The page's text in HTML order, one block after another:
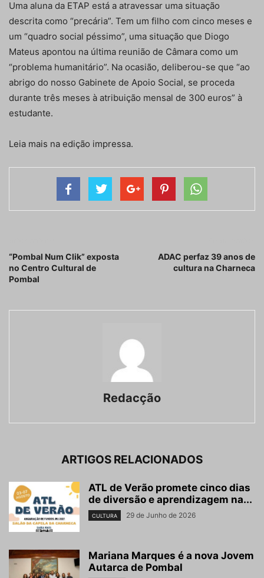
Uma aluna da ETAP está a atravessar uma situação
descrita como “precária”. Tem um filho com cinco meses e
um “quadro social péssimo”, uma situação que Diogo
Mateus apontou na última reunião de Câmara como um
“problema humanitário”. Na ocasião, deliberou-se que “ao
abrigo do nosso Gabinete de Apoio Social, se proceda
durante três meses à atribuição mensal de 300 euros” à
estudante.
Leia mais na edição impressa.
“Pombal Num Clik” exposta
no Centro Cultural de
Pombal
ADAC perfaz 39 anos de
cultura na Charneca
Redacção
ARTIGOS RELACIONADOS
ATL de Verão promete cinco dias
de diversão e aprendizagem na...
CULTURA 29 de Junho de 2026
Mariana Marques é a nova Jovem
Autarca de Pombal